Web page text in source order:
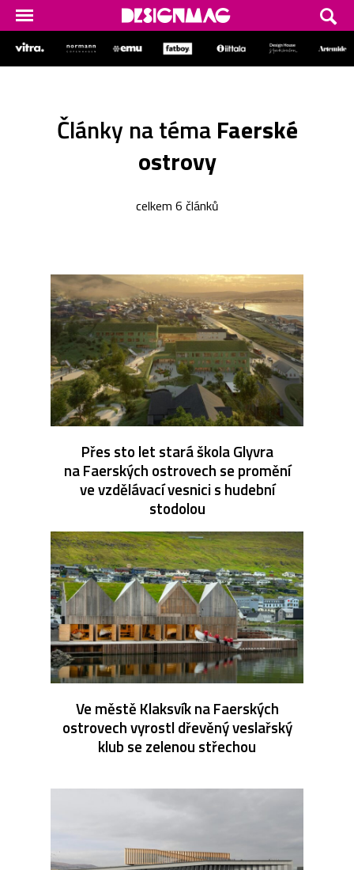
Články na témaFaerské
ostrovy
celkem 6 článků
Přes sto let stará škola Glyvra
na Faerských ostrovech se promění
ve vzdělávací vesnici s hudební
stodolou
Ve městě Klaksvík na Faerských
ostrovech vyrostl dřevěný veslařský
klub se zelenou střechou